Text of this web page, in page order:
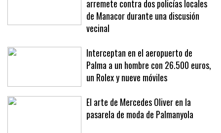
arremete contra dos policías locales
de Manacor durante una discusión
vecinal
Interceptan en el aeropuerto de
Palma a un hombre con 26.500 euros,
un Rolex y nueve móviles
El arte de Mercedes Oliver en la
pasarela de moda de Palmanyola